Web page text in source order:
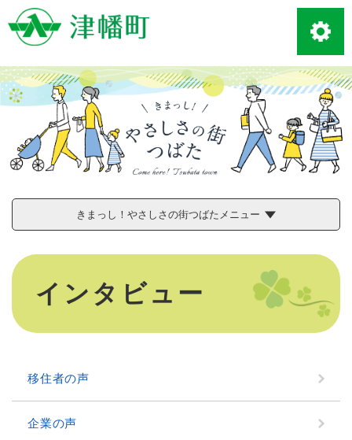
ー
先
頭
で
きまっし！やさしさの街つばたメニュー
本
インタビュー
移住者の声
企業の声